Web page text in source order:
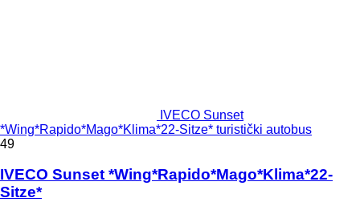
IVECO Sunset
*Wing*Rapido*Mago*Klima*22-Sitze* turistički autobus
49
IVECO Sunset *Wing*Rapido*Mago*Klima*22-
Sitze*